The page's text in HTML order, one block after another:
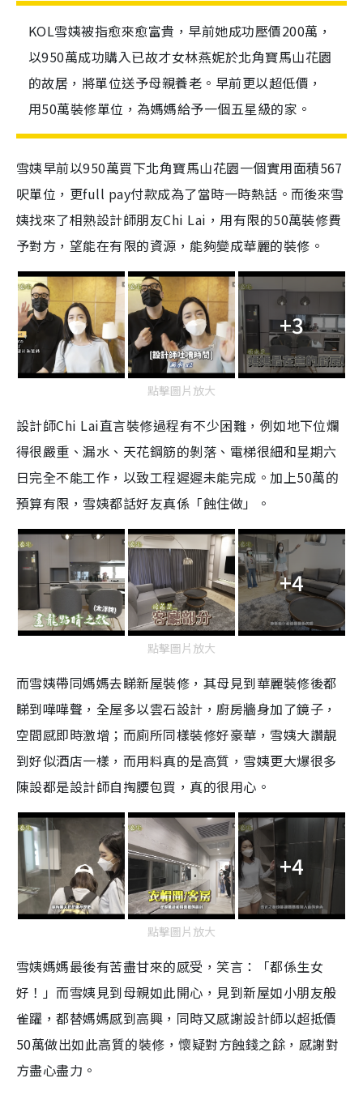
KOL雪姨被指愈來愈富貴，早前她成功壓價200萬，
以950萬成功購入已故才女林燕妮於北角寶馬山花園
的故居，將單位送予母親養老。早前更以超低價，
用50萬裝修單位，為媽媽給予一個五星級的家。
雪姨早前以950萬買下北角寶馬山花園一個實用面積567
呎單位，更full pay付款成為了當時一時熱話。而後來雪
姨找來了相熟設計師朋友Chi Lai，用有限的50萬裝修費
予對方，望能在有限的資源，能夠變成華麗的裝修。
+3
點擊圖片放大
設計師Chi Lai直言裝修過程有不少困難，例如地下位爛
得很嚴重、漏水、天花鋼筋的剝落、電梯很細和星期六
日完全不能工作，以致工程遲遲未能完成。加上50萬的
預算有限，雪姨都話好友真係「蝕住做」。
+4
點擊圖片放大
而雪姨帶同媽媽去睇新屋裝修，其母見到華麗裝修後都
睇到嘩嘩聲，全屋多以雲石設計，廚房牆身加了鏡子，
空間感即時激增；而廁所同樣裝修好豪華，雪姨大讚靚
到好似酒店一樣，而用料真的是高質，雪姨更大爆很多
陳設都是設計師自掏腰包買，真的很用心。
+4
點擊圖片放大
雪姨媽媽最後有苦盡甘來的感受，笑言：「都係生女
好！」而雪姨見到母親如此開心，見到新屋如小朋友般
雀躍，都替媽媽感到高興，同時又感謝設計師以超抵價
50萬做出如此高質的裝修，懷疑對方蝕錢之餘，感謝對
方盡心盡力。